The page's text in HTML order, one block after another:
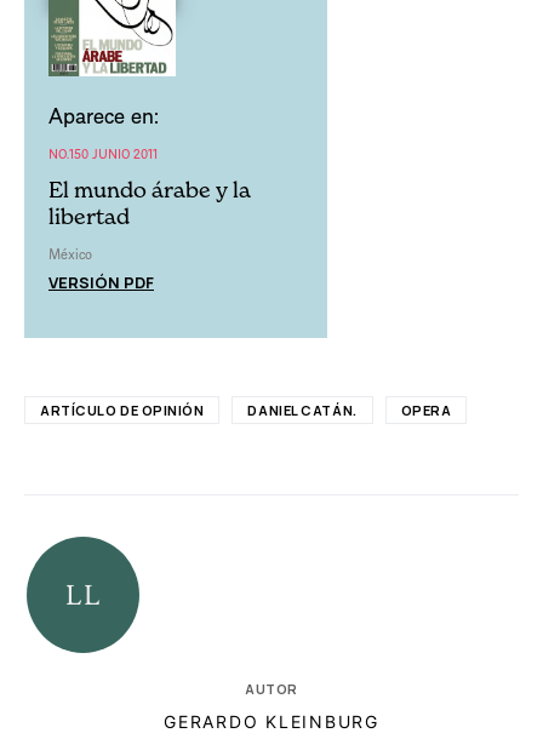
Aparece en:
NO.150 JUNIO 2011
El mundo árabe y la
libertad
México
VERSIÓN PDF
ARTÍCULO DE OPINIÓN DANIEL CATÁN. OPERA
AUTOR
GERARDO KLEINBURG